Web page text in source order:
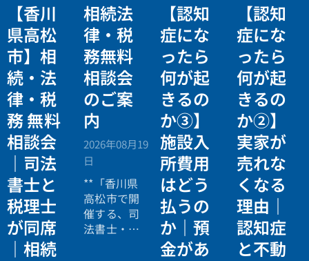
【香川
県高松
市】相
続・法
律・税
務 無料
相談会
｜司法
書士と
税理士
が同席
｜相続
相続法
律・税
務無料
相談会
のご案
内
2026年08月19
日
**「香川県
高松市で開
催する、司
法書士・税
【認知
症にな
ったら
何が起
きるの
か③】
施設入
所費用
はどう
払うの
か｜預
金があ
【認知
症にな
ったら
何が起
きるの
か②】
実家が
売れな
くなる
理由｜
認知症
と不動